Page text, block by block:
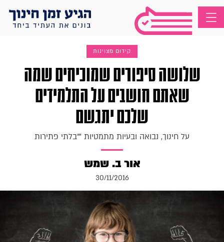
קידום מצוינות
שלושה סיפורים שמוכיחים שמה
שאתם חושבים על התלמידים
שלכם יתגשם
על חינוך, נבואה ובעיות מתמטיות ""בלתי פתירות
אור ב. שמש
30/11/2016